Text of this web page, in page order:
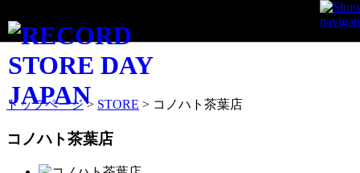
STORE INFO
トップページ > STORE > コノハト茶葉店
コノハト茶葉店